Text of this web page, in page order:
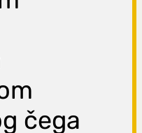
čega